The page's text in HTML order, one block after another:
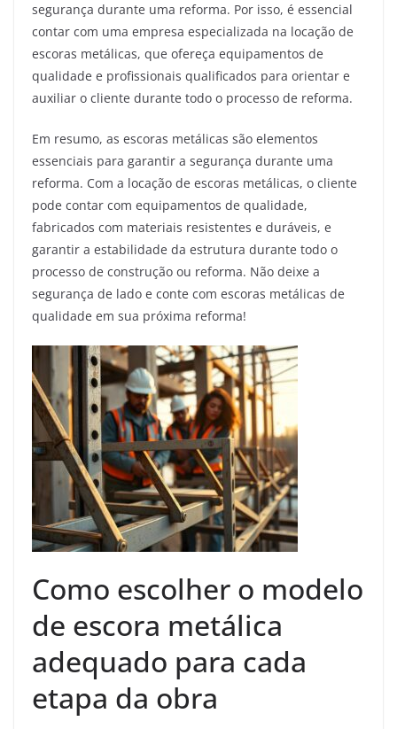
segurança durante uma reforma. Por isso, é essencial
contar com uma empresa especializada na locação de
escoras metálicas, que ofereça equipamentos de
qualidade e profissionais qualificados para orientar e
auxiliar o cliente durante todo o processo de reforma.
Em resumo, as escoras metálicas são elementos
essenciais para garantir a segurança durante uma
reforma. Com a locação de escoras metálicas, o cliente
pode contar com equipamentos de qualidade,
fabricados com materiais resistentes e duráveis, e
garantir a estabilidade da estrutura durante todo o
processo de construção ou reforma. Não deixe a
segurança de lado e conte com escoras metálicas de
qualidade em sua próxima reforma!
Como escolher o modelo
de escora metálica
adequado para cada
etapa da obra